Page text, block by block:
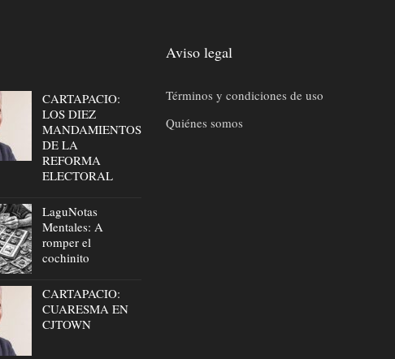
CARTAPACIO:
LOS DIEZ
MANDAMIENTOS
DE LA
REFORMA
ELECTORAL
LaguNotas
Mentales: A
romper el
cochinito
CARTAPACIO:
CUARESMA EN
CJTOWN
Aviso legal
Términos y condiciones de uso
Quiénes somos